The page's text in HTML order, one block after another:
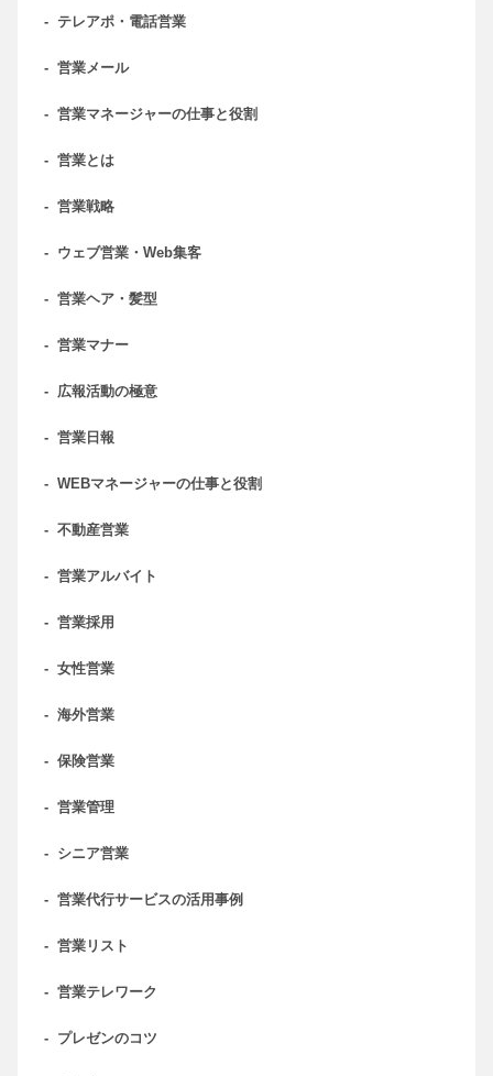
- テレアポ・電話営業
- 営業メール
- 営業マネージャーの仕事と役割
- 営業とは
- 営業戦略
- ウェブ営業・Web集客
- 営業ヘア・髪型
- 営業マナー
- 広報活動の極意
- 営業日報
- WEBマネージャーの仕事と役割
- 不動産営業
- 営業アルバイト
- 営業採用
- 女性営業
- 海外営業
- 保険営業
- 営業管理
- シニア営業
- 営業代行サービスの活用事例
- 営業リスト
- 営業テレワーク
- プレゼンのコツ